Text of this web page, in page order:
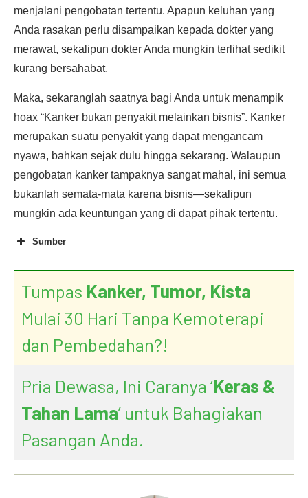
menjalani pengobatan tertentu. Apapun keluhan yang
Anda rasakan perlu disampaikan kepada dokter yang
merawat, sekalipun dokter Anda mungkin terlihat sedikit
kurang bersahabat.
Maka, sekaranglah saatnya bagi Anda untuk menampik
hoax “Kanker bukan penyakit melainkan bisnis”. Kanker
merupakan suatu penyakit yang dapat mengancam
nyawa, bahkan sejak dulu hingga sekarang. Walaupun
pengobatan kanker tampaknya sangat mahal, ini semua
bukanlah semata-mata karena bisnis—sekalipun
mungkin ada keuntungan yang di dapat pihak tertentu.
Sumber
Treated
Tumpas Kanker, Tumor, Kista
Mulai 30 Hari Tanpa Kemoterapi
dan Pembedahan?!
Pria Dewasa, Ini Caranya ‘Keras &
Tahan Lama’ untuk Bahagiakan
Pasangan Anda.